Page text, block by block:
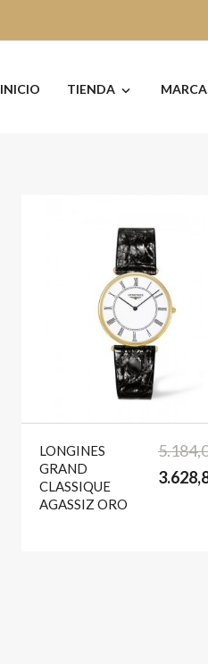
INICIO TIENDA 
 favorite
LONGINES
GRAND
CLASSIQUE
AGASSIZ ORO